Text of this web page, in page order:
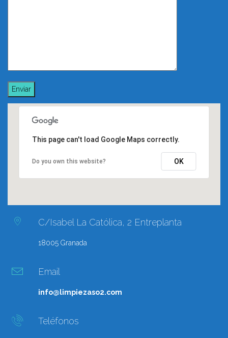
This page can't load Google Maps correctly.
Do you own this website? OK
C/Isabel La Católica, 2 Entreplanta
18005 Granada
Email
info@limpiezaso2.com
Teléfonos